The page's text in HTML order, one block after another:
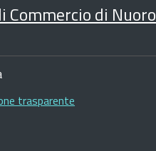
Commercio di Nuoro
trasparente